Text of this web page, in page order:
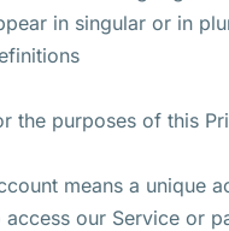
in singular or in
the purposes of this
means a unique
access our Service or